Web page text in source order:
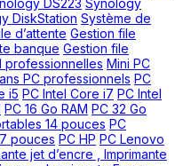
DiskStation Système de
d’attente Gestion file
banque Gestion file
professionnelles Mini PC
PC professionnels PC
i5 PC Intel Core i7 PC Intel
PC 16 Go RAM PC 32 Go
14 pouces PC
pouces PC HP PC Lenovo
jet d’encre , Imprimante